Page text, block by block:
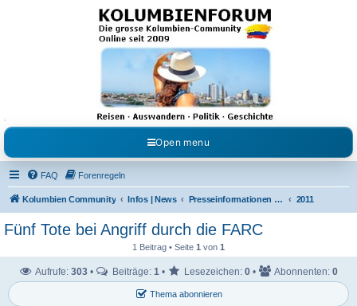
Kolumbienforum - Das
grosse Forum der
Freunde Kolumbiens
Reisen, Auswandern, Kultur, Politik, Geschichte und Visum in Kolumbien und Venezuela.
Austausch, Erfahrungen und Gemeinschaft im Kolumbienforum
Open menu
FAQ Forenregeln
Kolumbien Community Infos | News Presseinformationen & Neuigkeiten 2011
Fünf Tote bei Angriff durch die FARC
1 Beitrag • Seite 1 von 1
Thema abonnieren
Aufrufe: 303 • Beiträge: 1 • Lesezeichen: 0 • Abonnenten: 0